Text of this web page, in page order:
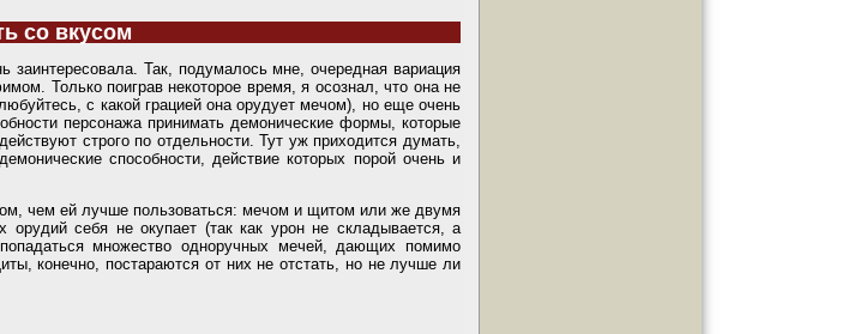
со вкусом
заинтересовала. Так, подумалось мне, очередная вариация
Только поиграв некоторое время, я осознал, что она не
с какой грацией она орудует мечом), но еще очень
персонажа принимать демонические формы, которые
строго по отдельности. Тут уж приходится думать,
способности, действие которых порой очень и
чем ей лучше пользоваться: мечом и щитом или же двумя
орудий себя не окупает (так как урон не складывается, а
множество одноручных мечей, дающих помимо
конечно, постараются от них не отстать, но не лучше ли